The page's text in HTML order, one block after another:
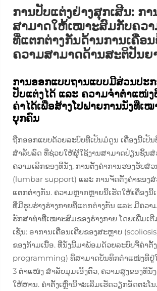
ການປັບແຕ່ງຢ່າງສຸກເສີນ: ກ
ສາມາດໃຫ້ເໝາະສົມກັບຄວາ
ທີ່ແຕກຕ່າງກັນດ້ານການເຄື່ອ
ຄວາມສາມາດດ້ານສະຕິປັນຍ
ການອອກແບບຖານແບບມີສ່ວນປະ
ປັບແຕ່ງໄດ້ ແລະ ຄວາມຈຳຕຳແໜ່ງ
ຄ່າໄດ້ເພື່ອສ້າງໂປຟາຍການນັ່ງທີ່ເ
ບຸກຄົນ
ຖືກອອກແບບດ້ວຍລະບົບທີ່ເປັນມໍດູນ ເຄື່ອງນີ້ເປັ
ສຳລັບລົດ ທີ່ຊ່ວຍໃຫ້ຜູ້ໃຊ້ງານສາມາດປ່ຽນຊິ້ນສ່
ຄວາມເລິກຂອງທີ່ນັ່ງ, ການຕັ້ງຄ່າການຮອງຮັບສ່
(lumbar support) ແລະ ການຈັດຕັ້ງຄ່າຂອງ
ແຕກຕ່າງກັນ. ຄວາມຫຼາກຫຼາຍນີ້ເຮັດໃຫ້ເຄື່ອງ
ທີ່ມີຮູບຮ່າງຮ່າງກາຍທີ່ແຕກຕ່າງກັນ ແລະ ມີຄວາ
ຮັກສາທ່າທີ່ເໝາະສົມຂອງຮ່າງກາຍ ໂດຍເພີ່ມເຕີ
ເຊັ່ນ: ອາການເຄື່ອນເຄີຍຂອງສະຫຼາບ
ຂອງກ້າມເນື້ອ. ທີ່ນັ່ງນີ້ມາພ້ອມດ້ວຍລະບົບຈື່ຄ່າຕັ້
programming) ທີ່ສາມາດບັນທຶກຕຳແໜ່ງທີ່ຢູ່
3 ຕຳແໜ່ງ ສຳລັບມຸມເອີ້ງຕົວ, ຄວາມສູງຂອງທີ່ນັ່
ໃຫ້ຫານ. ຄ່າຕັ້ງເຫຼົ່ານີ້ຈະເລີ່ມເຮັດວຽກອັດຕະໂ